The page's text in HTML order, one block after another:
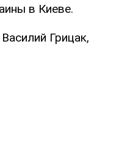
в Киеве.
Грицак,